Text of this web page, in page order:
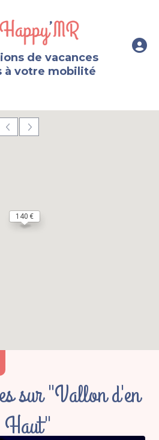
de vacances
à votre mobilité
500 €
140 €
sur "Vallon d'en
Haut"